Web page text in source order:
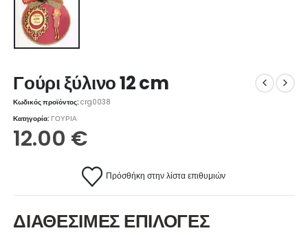
Γούρι ξύλινο 12 cm
Κωδικός προϊόντος:crg0038
Κατηγορία:ΓΟΥΡΙΑ
12.00 €
Πρόσθήκη στην λίστα επιθυμιών
ΔΙΑΘΕΣΙΜΕΣ ΕΠΙΛΟΓΕΣ